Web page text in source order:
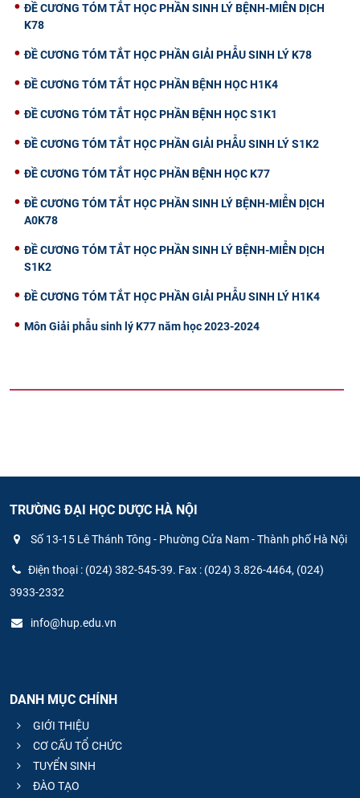
ĐỀ CƯƠNG TÓM TẮT HỌC PHẦN SINH LÝ BỆNH-MIỄN DỊCH
K78
ĐỀ CƯƠNG TÓM TẮT HỌC PHẦN GIẢI PHẪU SINH LÝ K78
ĐỀ CƯƠNG TÓM TẮT HỌC PHẦN BỆNH HỌC H1K4
ĐỀ CƯƠNG TÓM TẮT HỌC PHẦN BỆNH HỌC S1K1
ĐỀ CƯƠNG TÓM TẮT HỌC PHẦN GIẢI PHẪU SINH LÝ S1K2
ĐỀ CƯƠNG TÓM TẮT HỌC PHẦN BỆNH HỌC K77
ĐỀ CƯƠNG TÓM TẮT HỌC PHẦN SINH LÝ BỆNH-MIỄN DỊCH
A0K78
ĐỀ CƯƠNG TÓM TẮT HỌC PHẦN SINH LÝ BỆNH-MIỄN DỊCH
S1K2
ĐỀ CƯƠNG TÓM TẮT HỌC PHẦN GIẢI PHẪU SINH LÝ H1K4
Môn Giải phẫu sinh lý K77 năm học 2023-2024
TRƯỜNG ĐẠI HỌC DƯỢC HÀ NỘI
Số 13-15 Lê Thánh Tông - Phường Cửa Nam - Thành phố Hà Nội
Điện thoại : (024) 382-545-39. Fax : (024) 3.826-4464, (024)
3933-2332
info@hup.edu.vn
DANH MỤC CHÍNH
GIỚI THIỆU
CƠ CẤU TỔ CHỨC
TUYỂN SINH
ĐÀO TẠO